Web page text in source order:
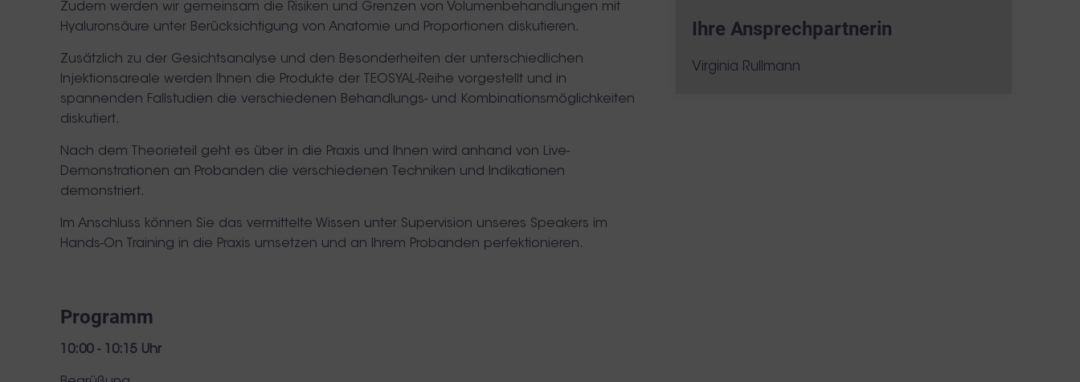
Zudem werden wir gemeinsam die Risiken und Grenzen von Volumenbehandlungen mit
Hyaluronsäure unter Berücksichtigung von Anatomie und Proportionen diskutieren.
Zusätzlich zu der Gesichtsanalyse und den Besonderheiten der unterschiedlichen
Injektionsareale werden Ihnen die Produkte der TEOSYAL-Reihe vorgestellt und in
spannenden Fallstudien die verschiedenen Behandlungs- und Kombinationsmöglichkeiten
diskutiert.
Nach dem Theorieteil geht es über in die Praxis und Ihnen wird anhand von Live-
Demonstrationen an Probanden die verschiedenen Techniken und Indikationen
demonstriert.
Im Anschluss können Sie das vermittelte Wissen unter Supervision unseres Speakers im
Hands-On Training in die Praxis umsetzen und an Ihrem Probanden perfektionieren.
Programm
10:00 - 10:15 Uhr
Ihre Ansprechpartnerin
Virginia Rullmann